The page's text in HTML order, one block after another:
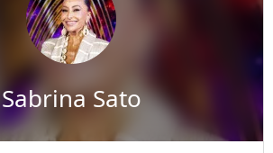
Sabrina Sato